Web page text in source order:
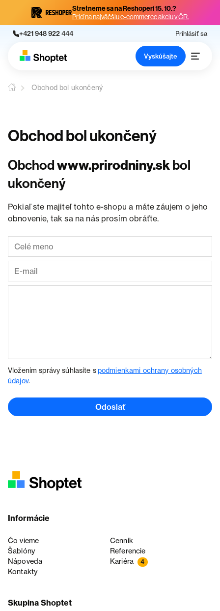
Stretneme sa na Reshoperi 15. 10.?
Príď na najväčšiu e-commerce akciu v ČR.
+421 948 922 444 Prihlásiť sa
Vyskúšajte
Obchod bol ukončený
Obchod bol ukončený
Obchodwww.prirodniny.skbol
ukončený
Pokiaľ ste majiteľ tohto e-shopu a máte záujem o jeho
obnovenie, tak sa na nás prosím obráťte.
Vložením správy súhlasíte spodmienkami ochrany osobných
údajov.
Odoslať
Informácie
Čo vieme
Cenník
Šablóny
Referencie
Nápoveda
Kariéra 4
Kontakty
Skupina Shoptet